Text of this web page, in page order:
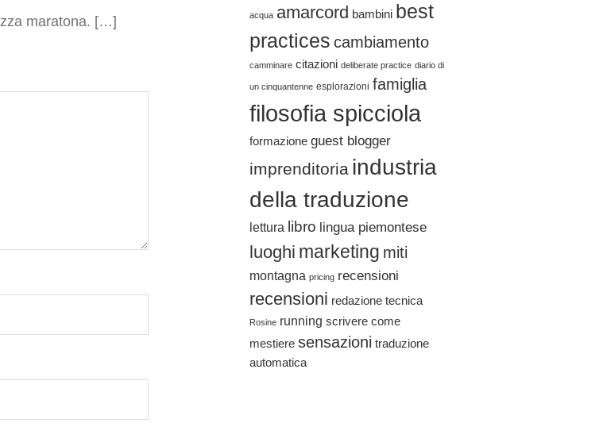
maratona. […] acqua amarcord bambini best
practices cambiamento
camminare citazioni deliberate practice diario di
un cinquantenne esplorazioni famiglia
filosofia spicciola
formazione guest blogger
imprenditoria industria
della traduzione
lettura libro lingua piemontese
luoghi marketing miti
montagna pricing recensioni
recensioni redazione tecnica
Rosine running scrivere come
mestiere sensazioni traduzione
automatica